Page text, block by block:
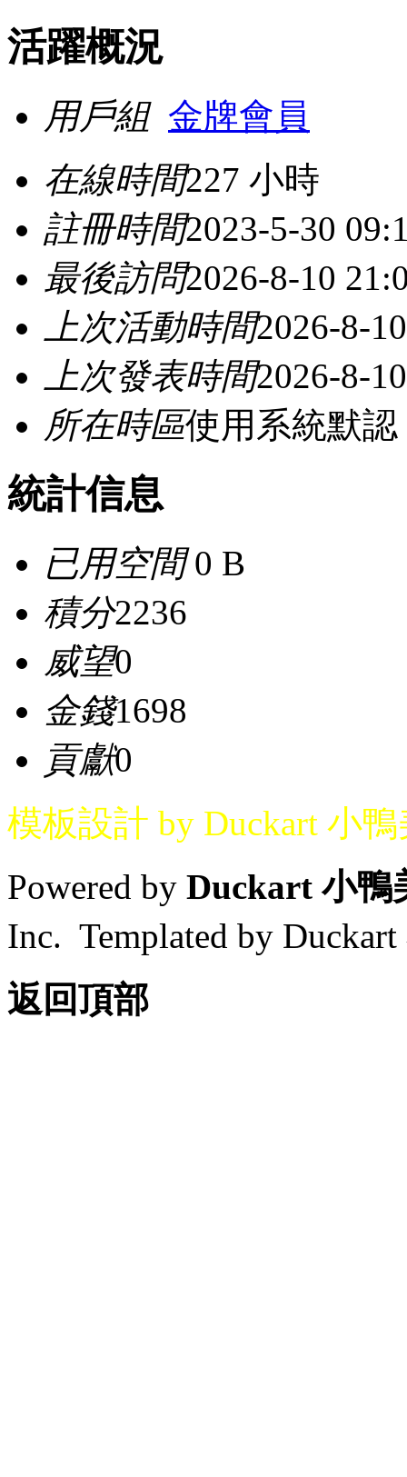
活躍概況
用戶組 金牌會員
在線時間227 小時
註冊時間2023-5-30
最後訪問2026-8-10
上次活動時間2026-8-
上次發表時間2026-8-
所在時區使用系統默認
統計信息
已用空間0 B
積分2236
威望0
金錢1698
貢獻0
模板設計 by Duckart 小
Powered by Duckart 小鴨
Inc. Templated by
返回頂部